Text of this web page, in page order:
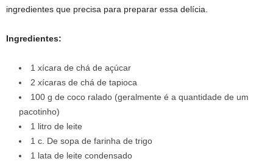
ingredientes que precisa para preparar essa delícia.
Ingredientes:
1 xícara de chá de açúcar
2 xícaras de chá de tapioca
100 g de coco ralado (geralmente é a quantidade de um
pacotinho)
1 litro de leite
1 c. De sopa de farinha de trigo
1 lata de leite condensado